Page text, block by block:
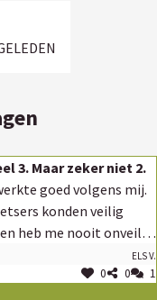
3. Maar zeker niet 2.
goed volgens mij.
konden veilig
heb me nooit onveilig
Els V.
0 0 1